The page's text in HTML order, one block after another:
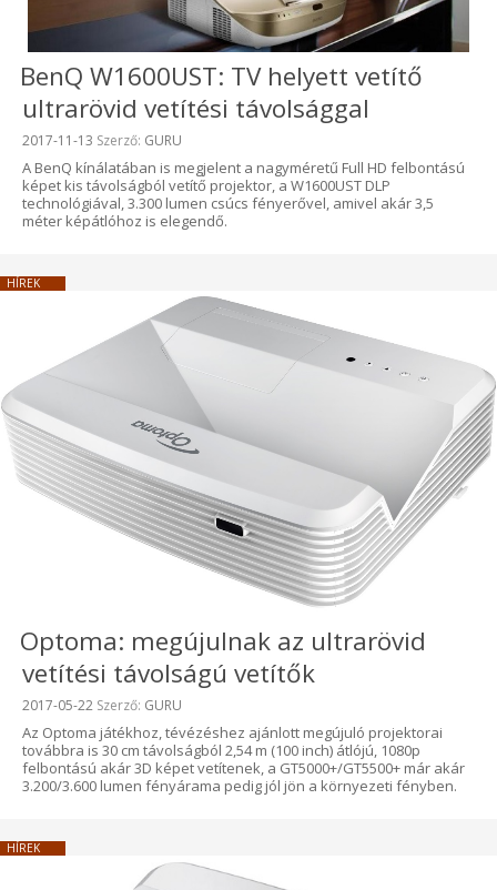
BenQ W1600UST: TV helyett vetítő
ultrarövid vetítési távolsággal
Beküldve:
2017-11-13 Szerző: GURU
A BenQ kínálatában is megjelent a nagyméretű Full HD felbontású
képet kis távolságból vetítő projektor, a W1600UST DLP
technológiával, 3.300 lumen csúcs fényerővel, amivel akár 3,5
méter képátlóhoz is elegendő.
HÍREK
Optoma: megújulnak az ultrarövid
vetítési távolságú vetítők
Beküldve:
2017-05-22 Szerző: GURU
Az Optoma játékhoz, tévézéshez ajánlott megújuló projektorai
továbbra is 30 cm távolságból 2,54 m (100 inch) átlójú, 1080p
felbontású akár 3D képet vetítenek, a GT5000+/GT5500+ már akár
3.200/3.600 lumen fényárama pedig jól jön a környezeti fényben.
HÍREK